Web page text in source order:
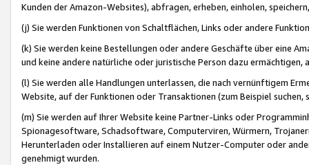
Kunden der Amazon-Websites), abfragen, erheben, einholen,
(j) Sie werden Funktionen von Schaltflächen, Links oder andere
(k) Sie werden keine Bestellungen oder andere Geschäfte über eine
und keine andere natürliche oder juristische Person dazu
(l) Sie werden alle Handlungen unterlassen, die nach vernünftigem
Website, auf der Funktionen oder Transaktionen (zum Beispiel
(m) Sie werden auf Ihrer Website keine Partner-Links oder
Spionagesoftware, Schadsoftware, Computerviren, Würmern,
Herunterladen oder Installieren auf einem Nutzer-Computer oder
genehmigt wurden.